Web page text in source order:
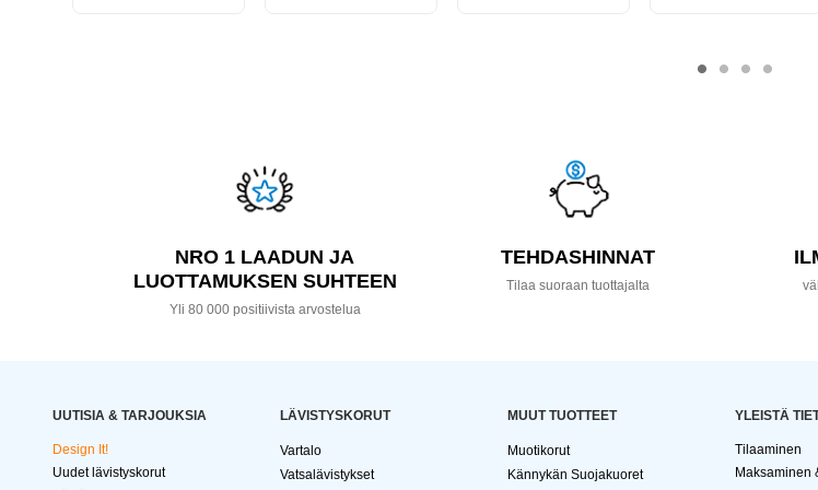
NRO 1 LAADUN JA
LUOTTAMUKSEN SUHTEEN
Yli 80 000 positiivista arvostelua
TEHDASHINNAT
Tilaa suoraan tuottajalta
UUTISIA & TARJOUKSIA
Design It!
Uudet lävistyskorut
LÄVISTYSKORUT
Vartalo
Vatsalävistykset
MUUT TUOTTEET
Muotikorut
Kännykän Suojakuoret
YLEISTÄ
Tilaaminen
Maksaminen